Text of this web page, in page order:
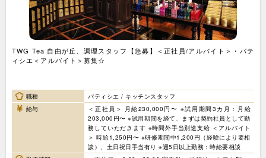
TWG Tea 自由が丘、調理スタッフ【急募】＜正社員/アルバイト＞・パテ
ィシエ＜アルバイト＞募集☆
職種
パティシエ / キッチンスタッフ
給与
＜正社員＞ 月給230,000円〜 ※試用期間3カ月：月給
203,000円〜 ※試用期間を経て、まずは契約社員として勤
務していただきます ※時間外手当別途支給 ＜アルバイト
＞ 時給1,250円〜 ※研修期間中1,200円（経験により要相
談）、土日祝日手当有り ※週5日以上勤務：時給要相談